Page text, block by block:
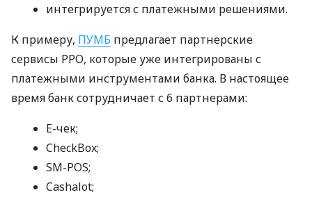
интегрируется с платежными решениями.
К примеру, ПУМБ предлагает партнерские
сервисы РРО, которые уже интегрированы с
платежными инструментами банка. В настоящее
время банк сотрудничает с 6 партнерами:
E-чек;
CheckBox;
SM-POS;
Cashalot;